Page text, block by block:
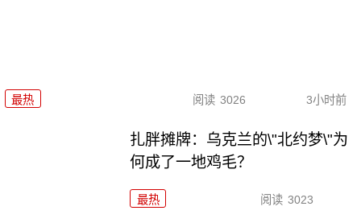
最热 阅读 3026 3小时前
扎胖摊牌：乌克兰的\"北约梦\"为
何成了一地鸡毛？
最热 阅读 3023